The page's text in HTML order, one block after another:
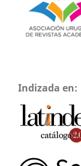
Indizada en: